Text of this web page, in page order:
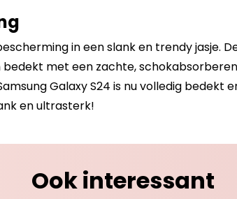
in een slank en trendy jasje.
met een zachte,
Galaxy S24 is nu volledig bedekt
en ultrasterk!
Ook interessant